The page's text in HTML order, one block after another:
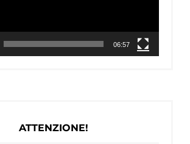
06:57
ATTENZIONE!